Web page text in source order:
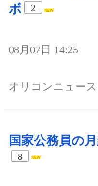
ボ
2
08月07日 14:25
オリコンニュース
国家公務員の
8